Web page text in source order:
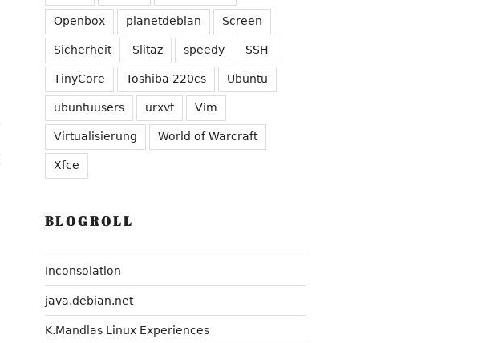
Openbox planetdebian Screen
Sicherheit Slitaz speedy SSH
TinyCore Toshiba 220cs Ubuntu
ubuntuusers urxvt Vim
Virtualisierung World of Warcraft
Xfce
BLOGROLL
Inconsolation
java.debian.net
K.Mandlas Linux Experiences